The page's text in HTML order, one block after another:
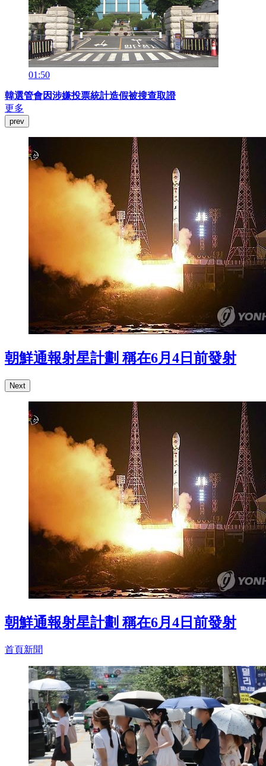
01:50
韓選管會因涉嫌投票統計造假被搜查取證
更多
prev
朝鮮通報射星計劃 稱在6月4日前發射
Next
朝鮮通報射星計劃 稱在6月4日前發射
首頁新聞